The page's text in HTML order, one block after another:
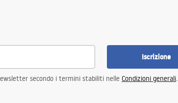
Iscrizione
secondo i termini stabiliti nelle Condizioni generali.